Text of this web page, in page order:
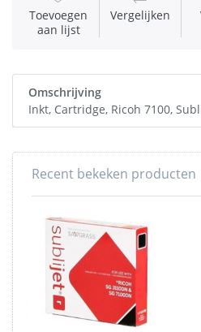
Toevoegen
aan lijst
Vergelijken
Omschrijving
Inkt, Cartridge, Ricoh 7100,
Recent bekeken producten